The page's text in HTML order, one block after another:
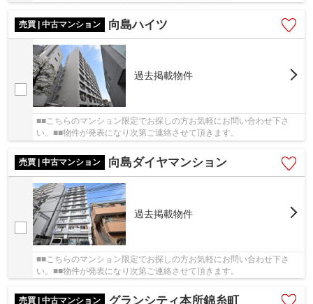
売買 | 中古マンション 向島ハイツ
過去掲載物件
■■こちらのマンション限定でお探しの方お気軽にお問い合わせ下さ
い。■■物件が発表になり次第ご連絡させて頂きます。
売買 | 中古マンション 向島ダイヤマンション
過去掲載物件
■■こちらのマンション限定でお探しの方お気軽にお問い合わせ下さ
い。■■物件が発表になり次第ご連絡させて頂きます。
売買 | 中古マンション グランシティ本所錦糸町